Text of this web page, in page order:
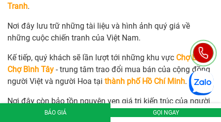
Tranh.
Nơi đây lưu trữ những tài liệu và hình ảnh quý giá về
những cuộc chiến tranh của Việt Nam.
Kế tiếp, quý khách sẽ lần lượt tới những khu vực Chợ Lớn -
Chợ Bình Tây - trung tâm trao đổi mua bán của cộng đồng
người Việt và người Hoa tại thành phố Hồ Chí Minh.
Nơi đây còn bảo tồn nguyên vẹn giá trị kiến trúc của người
Hoa từ hàng trăm năm trước.
BÁO GIÁ GỌI NGAY